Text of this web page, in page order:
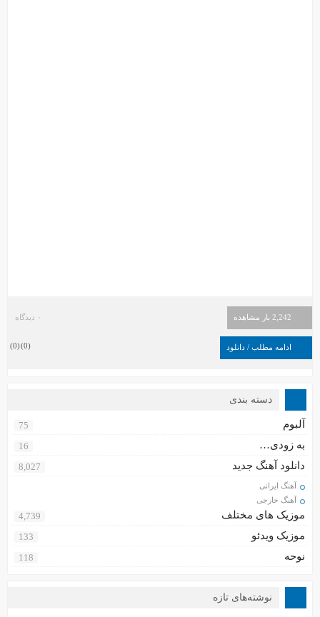
2,242 بار مشاهده ۰ دیدگاه
ادامه مطلب / دانلود (
0
)
(
0
)
دسته بندی
آلبوم 75
به زودی… 16
دانلود آهنگ جدید 8,027
آهنگ ایرانی
آهنگ خارجی
موزیک های مختلف 4,739
موزیک ویدئو 133
نوحه 118
نوشته‌های تازه